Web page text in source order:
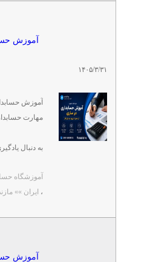
آموزش حسابداری در
تلفن: ۰۹۹۱۴۹۸۹۹۱۳
آموزش حسابداری در ساری
آموزشگاه حسابداری
تلفن: ۰۹۹۱۴۹۸۹۹۱۳
آموزش حسابداری در بابل
آموزشگاه حسابداری
۱۴۰۵/۳/۳۱
آموزش
آموزش
مهارت
به دنبال
حسابداری یکی
آموزشگاه
، ایران »»
آموزش